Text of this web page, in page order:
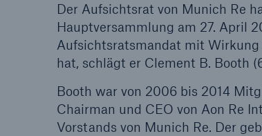
Der Aufsichtsrat von Munich Re
Hauptversammlung am 27. April
Aufsichtsratsmandat mit
hat, schlägt er Clement B. Booth
Booth war von 2006 bis 2014
Chairman und CEO von Aon Re
Vorstands von Munich Re. Der